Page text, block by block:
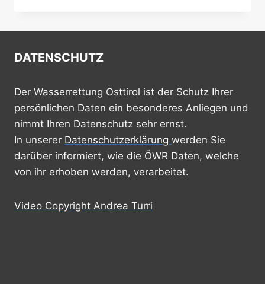
SALZBURGER
RETTUNGSSCHWIMMEN
DATENSCHUTZ
Der Wasserrettung Osttirol ist der Schutz Ihrer
persönlichen Daten ein besonderes Anliegen und
nimmt Ihren Datenschutz sehr ernst.
In unserer Datenschutzerklärung werden Sie
darüber informiert, wie die ÖWR Daten, welche
von ihr erhoben werden, verarbeitet.
Video Copyright Andrea Turri